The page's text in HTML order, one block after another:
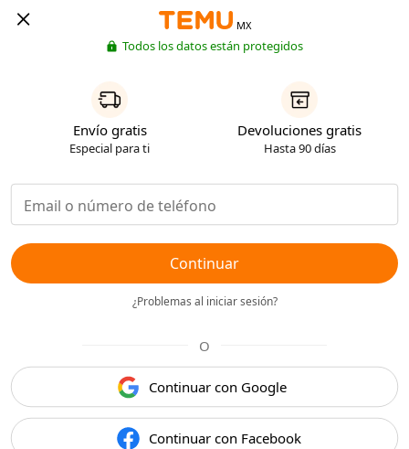
MX
Todos los datos están protegidos
Envío gratis
Especial para ti
Devoluciones gratis
Hasta 90 días
Continuar
¿Problemas al iniciar sesión?
O
Continuar con Google
Continuar con Facebook